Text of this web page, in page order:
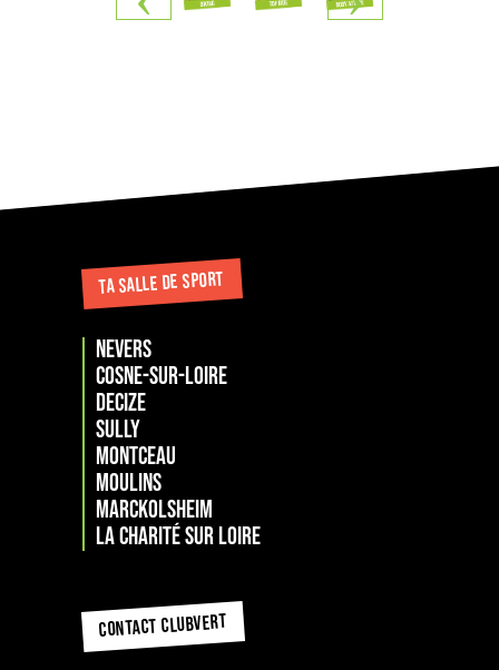
TA SALLE DE SPORT
NEVERS
COSNE-SUR-LOIRE
DECIZE
SULLY
MONTCEAU
MOULINS
Marckolsheim
La Charité sur loire
CONTACT CLUBVERT